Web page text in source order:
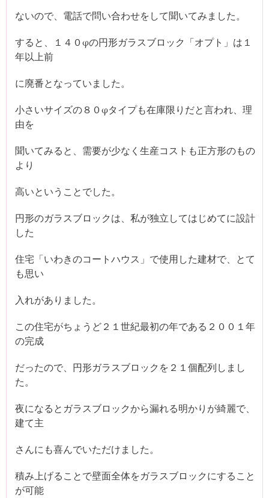
ないので、電話で問い合わせをして聞いてみました。
すると、１４０φの円形ガラスブロック「オプト」は１
年以上前
に廃番となっていました。
小さいサイズの８０φタイプも在庫限りだと言われ、理
由を
聞いてみると、需要が少なく生産コストも正方形のもの
より
高いということでした。
円形のガラスブロックは、私が独立してはじめてに設計
した
住宅「いわきのコートハウス」で使用した建材で、とて
も思い
入れがありました。
この住宅がちょうど２１世紀最初の年である２００１年
の完成
だったので、円形ガラスブロックを２１個配列しまし
た。
夜になるとガラスブロックから漏れる明かりが綺麗で、
建て主
さんにも喜んでいただけました。
積み上げることで壁面全体をガラスブロックにすること
が可能